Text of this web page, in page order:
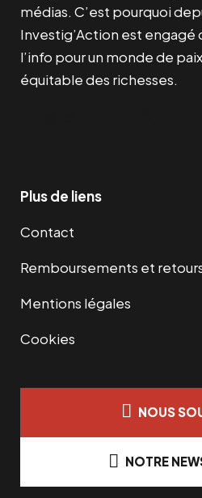
médias. C’est pourquoi
Investig’Action est engagé
l’info pour un monde de
équitable des richesses.
Plus de liens
Contact
Remboursements et
Mentions légales
Cookies
NOUS
NOTRE